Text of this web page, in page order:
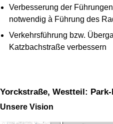
Verbesserung der
notwendig à Führung des
Verkehrsführung bzw.
Katzbachstraße verbessern
Yorckstraße, Westteil:
Unsere Vision